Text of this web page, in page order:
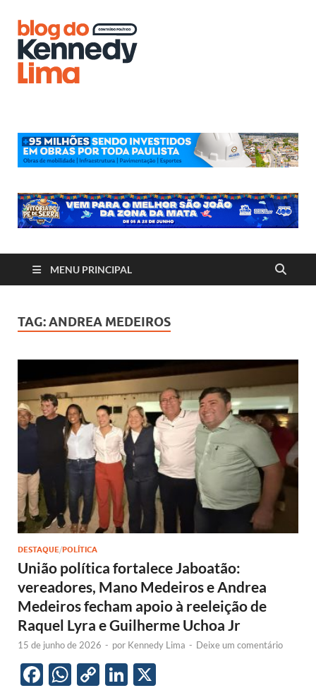
MENU PRINCIPAL
TAG:ANDREA MEDEIROS
DESTAQUE/POLÍTICA
União política fortalece Jaboatão:
vereadores, Mano Medeiros e Andrea
Medeiros fecham apoio à reeleição de
Raquel Lyra e Guilherme Uchoa Jr
15 de junho de 2026 - por Kennedy Lima - Deixe um comentário
F
W C
Li